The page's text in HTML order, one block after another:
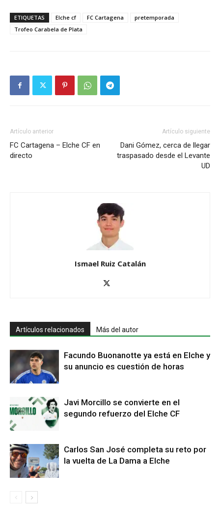
ETIQUETAS Elche cf FC Cartagena
pretemporada
Trofeo Carabela de Plata
Artículo anterior
FC Cartagena – Elche CF en
directo
Artículo siguiente
Dani Gómez, cerca de llegar
traspasado desde el Levante
UD
Ismael Ruiz Catalán
Artículos relacionados Más del autor
Facundo Buonanotte ya está en Elche y
su anuncio es cuestión de horas
Javi Morcillo se convierte en el
segundo refuerzo del Elche CF
Carlos San José completa su reto por
la vuelta de La Dama a Elche